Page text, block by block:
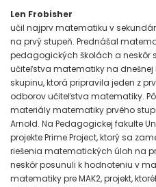
Len Frobisher
učil najprv matematiku v
na prvý stupeň. Prednášal
pedagogických školách a
učiteľstva matematiky na dnešnej
skupinu, ktorá pripravila jeden z
odborov učiteľstva matematiky.
materiály matematiky prvého
Arnold. Na Pedagogickej fakulte
projekte Prime Project, ktorý sa
riešenia matematických úloh na
neskôr posunuli k hodnoteniu v
matematiky pre MAK2, projekt,